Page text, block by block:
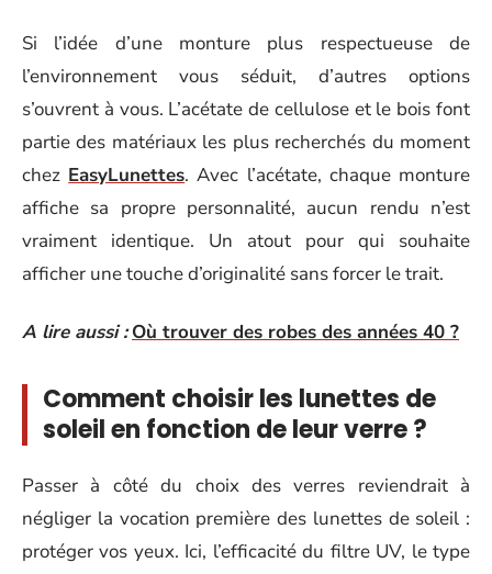
Si l’idée d’une monture plus respectueuse de
l’environnement vous séduit, d’autres options
s’ouvrent à vous. L’acétate de cellulose et le bois font
partie des matériaux les plus recherchés du moment
chez EasyLunettes. Avec l’acétate, chaque monture
affiche sa propre personnalité, aucun rendu n’est
vraiment identique. Un atout pour qui souhaite
afficher une touche d’originalité sans forcer le trait.
A lire aussi : Où trouver des robes des années 40 ?
Comment choisir les lunettes de
soleil en fonction de leur verre ?
Passer à côté du choix des verres reviendrait à
négliger la vocation première des lunettes de soleil :
protéger vos yeux. Ici, l’efficacité du filtre UV, le type